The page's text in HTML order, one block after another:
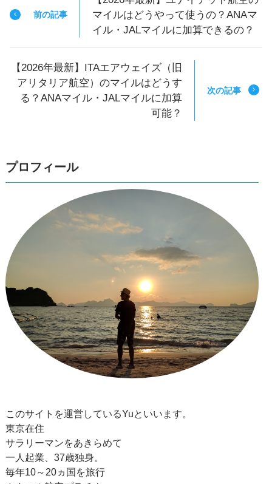
前の記事
マイルはどうやって使うの？ANAマ
イル・JALマイルに加算できるの？
次の記事
【2026年最新】ITAエアウェイズ（旧
アリタリア航空）のマイルはどうす
る？ANAマイル・JALマイルに加算
可能？
プロフィール
このサイトを運営しているYuといいます。
東京在住
サラリーマンをあきらめて
一人起業、37歳独身。
毎年10～20ヵ国を旅行